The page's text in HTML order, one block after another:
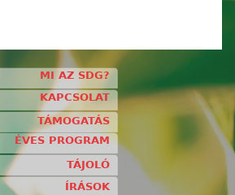
MI AZ SDG?
KAPCSOLAT
TÁMOGATÁS
ÉVES PROGRAM
TÁJOLÓ
ÍRÁSOK